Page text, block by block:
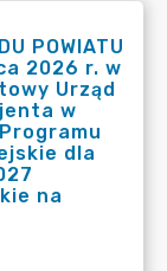
POWIATU
2026 r. w
Urząd
w
dla
na